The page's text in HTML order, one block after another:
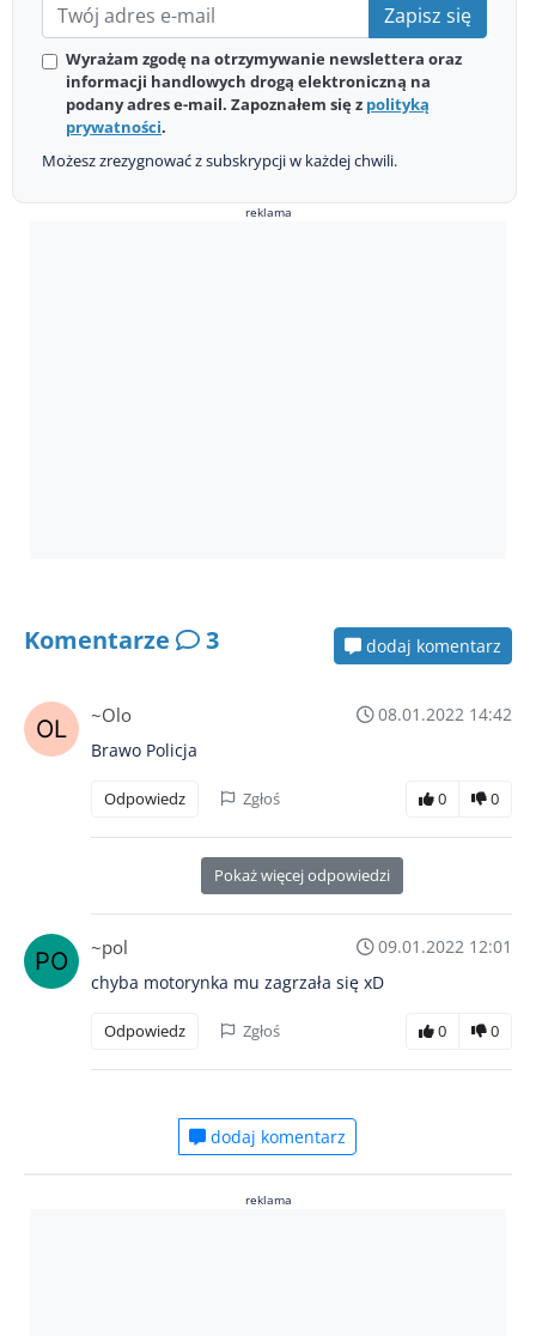
Zapisz się
Wyrażam zgodę na otrzymywanie newslettera oraz
informacji handlowych drogą elektroniczną na
podany adres e-mail. Zapoznałem się z polityką
prywatności.
Możesz zrezygnować z subskrypcji w każdej chwili.
reklama
Komentarze 3 dodaj komentarz
~Olo
08.01.2022 14:42
Brawo Policja
Odpowiedz Zgłoś 0 0
Pokaż więcej odpowiedzi
~pol
09.01.2022 12:01
chyba motorynka mu zagrzała się xD
Odpowiedz Zgłoś 0 0
dodaj komentarz
reklama